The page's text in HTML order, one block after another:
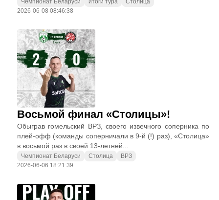
Чемпионат Беларуси итоги тура
Столица
2026-06-08 08:46:38
Восьмой финал «Столицы»!
Обыграв гомельский ВРЗ, своего извечного соперника по
плей-офф (команды соперничали в 9-й (!) раз), «Столица»
в восьмой раз в своей 13-летней...
Чемпионат Беларуси Столица
ВРЗ
2026-06-06 18:21:39